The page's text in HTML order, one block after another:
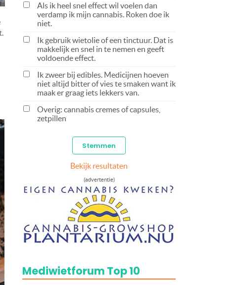
Als ik heel snel effect wil voelen dan
verdamp ik mijn cannabis. Roken doe ik
niet.
Ik gebruik wietolie of een tinctuur. Dat is
makkelijk en snel in te nemen en geeft
voldoende effect.
Ik zweer bij edibles. Medicijnen hoeven
niet altijd bitter of vies te smaken want ik
maak er graag iets lekkers van.
Overig: cannabis cremes of capsules,
zetpillen
Bekijk resultaten
(advertentie)
Mediwietforum Top 10